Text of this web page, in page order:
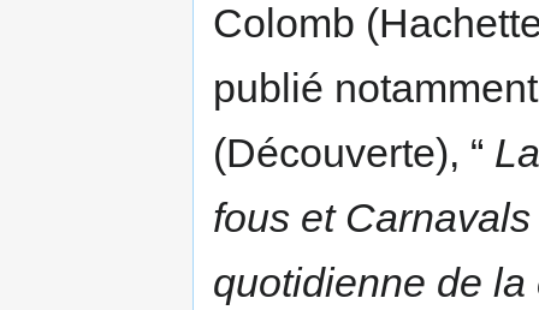
Colomb
publié
(Découverte), “
fous et
quotidienne de